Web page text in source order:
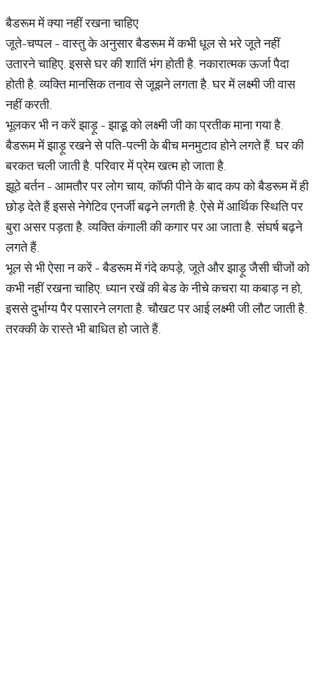
बैडरूम में क्या नहीं रखना चाहिए
जूते-चप्पल - वास्तु के अनुसार बैडरूम में कभी धूल से भरे जूते नहीं
उतारने चाहिए. इससे घर की शातिं भंग होती है. नकारात्मक ऊर्जा पैदा
होती है. व्यक्ति मानसिक तनाव से जूझने लगता है. घर में लक्ष्मी जी वास
नहीं करती.
भूलकर भी न करें झाड़ू - झाडू़ को लक्ष्मी जी का प्रतीक माना गया है.
बैडरूम में झाड़ू रखने से पति-पत्नी के बीच मनमुटाव होने लगते हैं. घर की
बरकत चली जाती है. परिवार में प्रेम खत्म हो जाता है.
झूठे बर्तन - आमतौर पर लोग चाय, कॉफी पीने के बाद कप को बैडरूम में ही
छोड़ देते हैं इससे नेगेटिव एनर्जी बढ़ने लगती है. ऐसे में आर्थिक स्थिति पर
बुरा असर पड़ता है. व्यक्ति कंगाली की कगार पर आ जाता है. संघर्ष बढ़ने
लगते हैं.
भूल से भी ऐसा न करें - बैडरूम में गंदे कपड़े, जूते और झाड़ू जैसी चीजों को
कभी नहीं रखना चाहिए. ध्यान रखें की बेड के नीचे कचरा या कबाड़ न हो,
इससे दुर्भाग्य पैर पसारने लगता है. चौखट पर आई लक्ष्मी जी लौट जाती है.
तरक्की के रास्ते भी बाधित हो जाते हैं.